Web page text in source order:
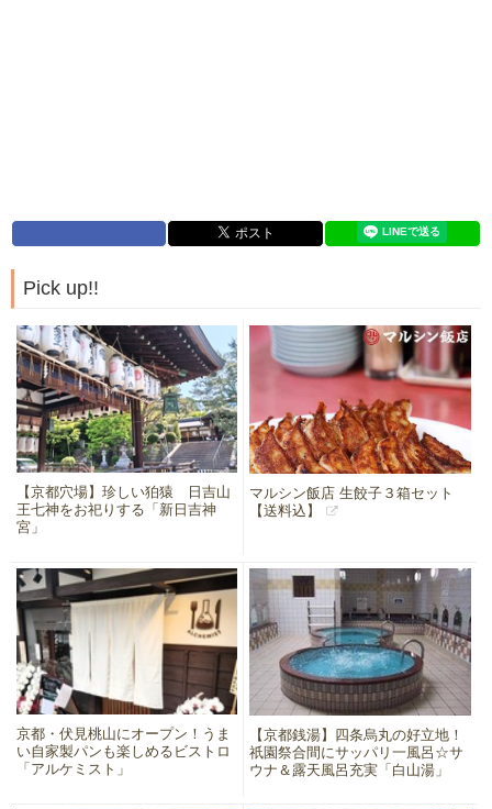
Pick up!!
【京都穴場】珍しい狛猿 日吉山
王七神をお祀りする「新日吉神
宮」
マルシン飯店 生餃子３箱セット
【送料込】
京都・伏見桃山にオープン！うま
い自家製パンも楽しめるビストロ
「アルケミスト」
【京都銭湯】四条烏丸の好立地！
祇園祭合間にサッパリ一風呂☆サ
ウナ＆露天風呂充実「白山湯」